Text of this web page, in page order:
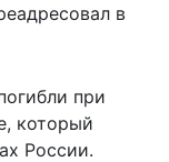
в
при
который
России.